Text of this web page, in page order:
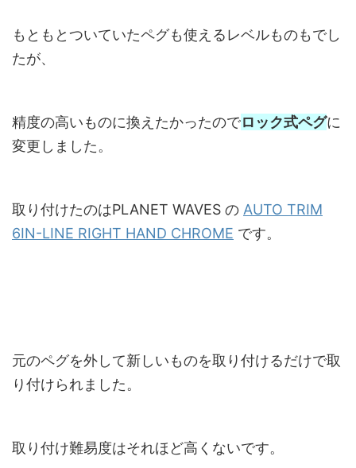
もともとついていたペグも使えるレベルものもでし
たが、
精度の高いものに換えたかったのでロック式ペグに
変更しました。
取り付けたのはPLANET WAVES の AUTO TRIM
6IN-LINE RIGHT HAND CHROME です。
元のペグを外して新しいものを取り付けるだけで取
り付けられました。
取り付け難易度はそれほど高くないです。